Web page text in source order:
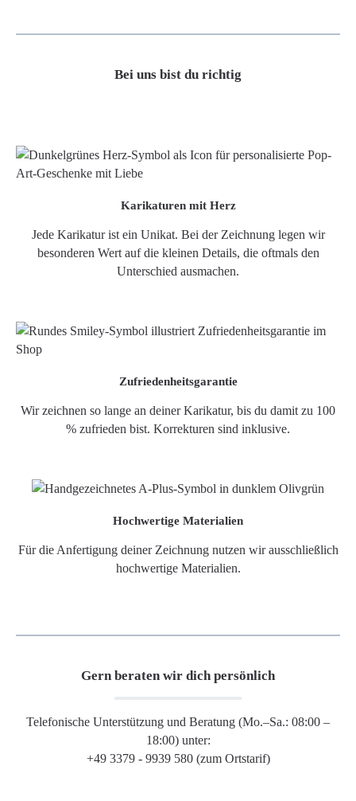
Bei uns bist du richtig
Karikaturen mit Herz
Jede Karikatur ist ein Unikat. Bei der Zeichnung legen wir
besonderen Wert auf die kleinen Details, die oftmals den
Unterschied ausmachen.
Zufriedenheitsgarantie
Wir zeichnen so lange an deiner Karikatur, bis du damit zu 100
% zufrieden bist. Korrekturen sind inklusive.
Hochwertige Materialien
Für die Anfertigung deiner Zeichnung nutzen wir ausschließlich
hochwertige Materialien.
Gern beraten wir dich persönlich
Telefonische Unterstützung und Beratung (Mo.–Sa.: 08:00 –
18:00) unter:
+49 3379 - 9939 580 (zum Ortstarif)